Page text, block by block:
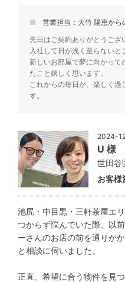
営業担当：大竹 陽恵から
先日はご契約ありがとうござ
入社して日が浅く至らないと
新しいお部屋で夢に向かって
たこと嬉しく思います。
これからの毎日が、楽しく
す。
2024-
U 様
世田谷
お客様
池尻・中目黒・三軒茶屋エ
つからず悩んでいた際、以
ーさんのお店の前を通りか
と相談に伺いました。
正直、希望に合う物件を見